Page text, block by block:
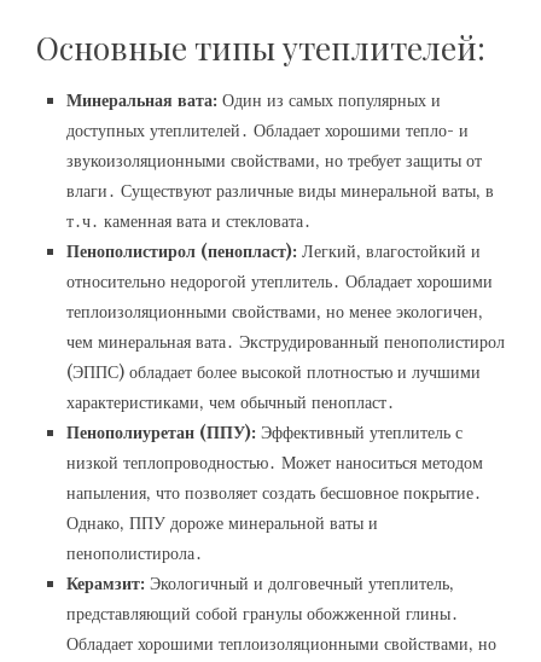
Основные типы утеплителей:
Минеральная вата: Один из самых популярных и
доступных утеплителей․ Обладает хорошими тепло- и
звукоизоляционными свойствами‚ но требует защиты от
влаги․ Существуют различные виды минеральной ваты‚ в
т․ч․ каменная вата и стекловата․
Пенополистирол (пенопласт): Легкий‚ влагостойкий и
относительно недорогой утеплитель․ Обладает хорошими
теплоизоляционными свойствами‚ но менее экологичен‚
чем минеральная вата․ Экструдированный пенополистирол
(ЭППС) обладает более высокой плотностью и лучшими
характеристиками‚ чем обычный пенопласт․
Пенополиуретан (ППУ): Эффективный утеплитель с
низкой теплопроводностью․ Может наноситься методом
напыления‚ что позволяет создать бесшовное покрытие․
Однако‚ ППУ дороже минеральной ваты и
пенополистирола․
Керамзит: Экологичный и долговечный утеплитель‚
представляющий собой гранулы обожженной глины․
Обладает хорошими теплоизоляционными свойствами‚ но